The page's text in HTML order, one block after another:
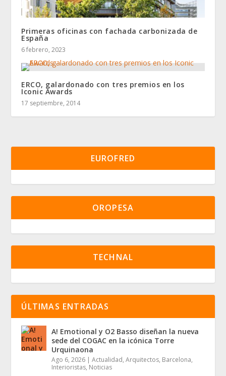
Primeras oficinas con fachada carbonizada de
España
6 febrero, 2023
ERCO, galardonado con tres premios en los
Iconic Awards
17 septiembre, 2014
EUROFRED
OROPESA
TECHNAL
ÚLTIMAS ENTRADAS
A! Emotional y O2 Basso diseñan la nueva
sede del COGAC en la icónica Torre
Urquinaona
Ago 6, 2026 |Actualidad,Arquitectos, Barcelona,
Interioristas, Noticias